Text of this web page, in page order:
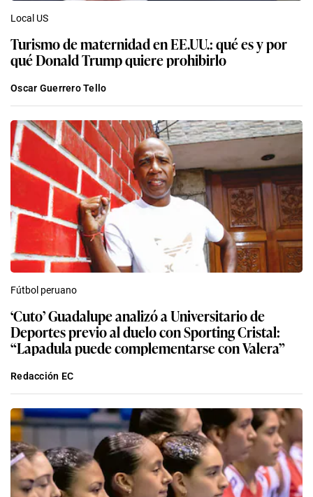
Local US
Turismo de maternidad en EE.UU.: qué es y por
qué Donald Trump quiere prohibirlo
Oscar Guerrero Tello
Fútbol peruano
‘Cuto’ Guadalupe analizó a Universitario de
Deportes previo al duelo con Sporting Cristal:
“Lapadula puede complementarse con Valera”
Redacción EC